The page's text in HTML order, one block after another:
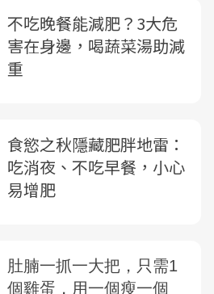
不吃晚餐能減肥？3大危
害在身邊，喝蔬菜湯助減
重
食慾之秋隱藏肥胖地雷：
吃消夜、不吃早餐，小心
易增肥